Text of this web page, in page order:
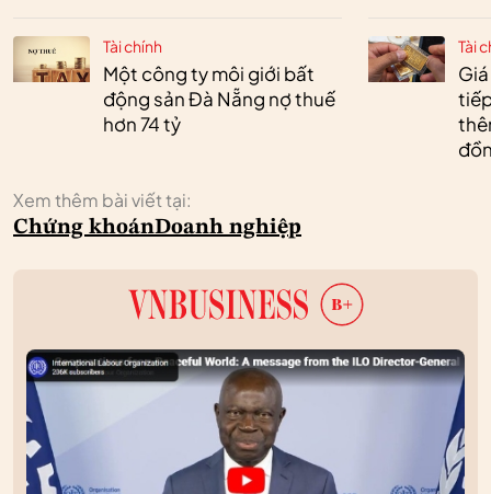
Tài chính
Một công ty môi giới bất
động sản Đà Nẵng nợ thuế
hơn 74 tỷ
Tài
Xem thêm bài viết tại:
Chứng khoánDoanh nghiệp